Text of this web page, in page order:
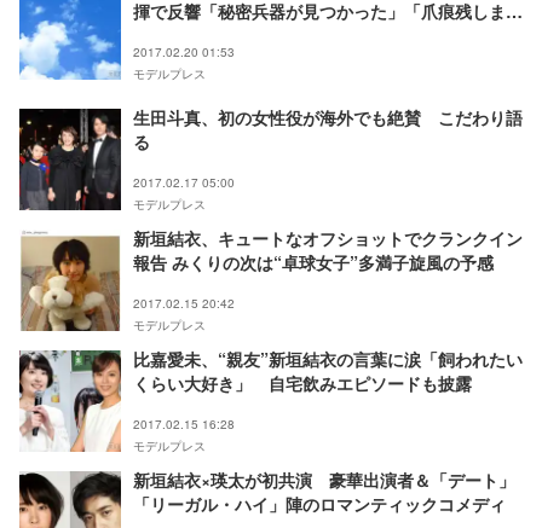
揮で反響「秘密兵器が見つかった」「爪痕残しまく
2017.02.20 01:53
モデルプレス
生田斗真、初の女性役が海外でも絶賛 こだわり語
る
2017.02.17 05:00
モデルプレス
新垣結衣、キュートなオフショットでクランクイン
報告 みくりの次は“卓球女子”多満子旋風の予感
2017.02.15 20:42
モデルプレス
比嘉愛未、“親友”新垣結衣の言葉に涙「飼われたい
くらい大好き」 自宅飲みエピソードも披露
2017.02.15 16:28
モデルプレス
新垣結衣×瑛太が初共演 豪華出演者＆「デート」
「リーガル・ハイ」陣のロマンティックコメディ